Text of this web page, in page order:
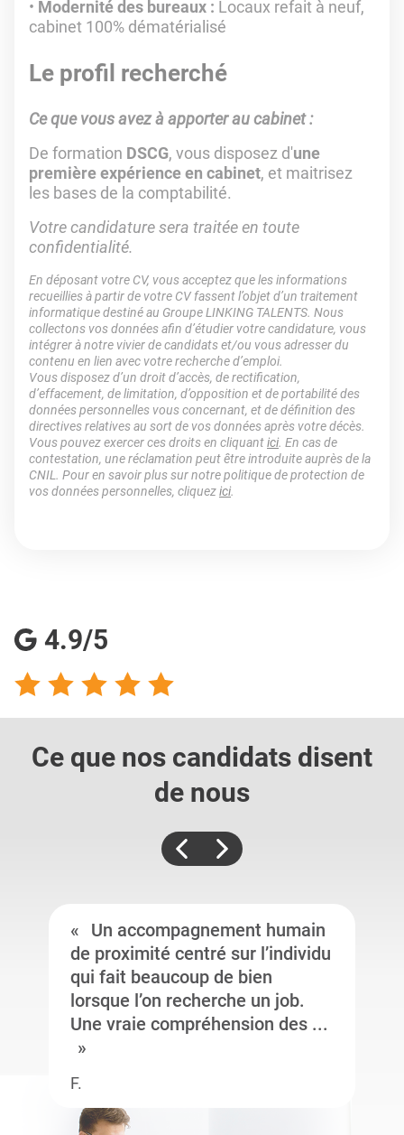
Modernité des bureaux : Locaux refait à neuf,
cabinet 100% dématérialisé
Le profil recherché
Ce que vous avez à apporter au cabinet :
De formation DSCG, vous disposez d'une
première expérience en cabinet, et maitrisez
les bases de la comptabilité.
Votre candidature sera traitée en toute
confidentialité.
En déposant votre CV, vous acceptez que les informations
recueillies à partir de votre CV fassent l’objet d’un traitement
informatique destiné au Groupe LINKING TALENTS. Nous
collectons vos données afin d’étudier votre candidature, vous
intégrer à notre vivier de candidats et/ou vous adresser du
contenu en lien avec votre recherche d’emploi.
Vous disposez d’un droit d’accès, de rectification,
d’effacement, de limitation, d’opposition et de portabilité des
données personnelles vous concernant, et de définition des
directives relatives au sort de vos données après votre décès.
Vous pouvez exercer ces droits en cliquantici. En cas de
contestation, une réclamation peut être introduite auprès de la
CNIL. Pour en savoir plus sur notre politique de protection de
vos données personnelles, cliquezici.
4.9/5
Ce que nos candidats disent
de nous
Un accompagnement humain
de proximité centré sur l’individu
qui fait beaucoup de bien
lorsque l’on recherche un job.
Une vraie compréhension des ...
F.